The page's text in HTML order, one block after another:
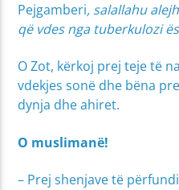
Pejgamberi, salallahu
që vdes nga tuberkulozi
O Zot, kërkoj prej teje të
vdekjes sonë dhe bëna
dynja dhe ahiret.
O muslimanë!
– Prej shenjave të